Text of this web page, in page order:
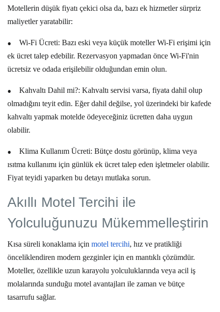
Motellerin düşük fiyatı çekici olsa da, bazı ek hizmetler sürpriz
maliyetler yaratabilir:
● Wi-Fi Ücreti: Bazı eski veya küçük moteller Wi-Fi erişimi için
ek ücret talep edebilir. Rezervasyon yapmadan önce Wi-Fi'nin
ücretsiz ve odada erişilebilirolduğundan emin olun.
● Kahvaltı Dahil mi?: Kahvaltı servisi varsa, fiyata dahil olup
olmadığını teyit edin. Eğer dahil değilse, yol üzerindeki bir kafede
kahvaltı yapmak motelde ödeyeceğiniz ücretten daha uygun
olabilir.
● Klima Kullanım Ücreti: Bütçe dostu görünüp, klima veya
ısıtma kullanımı için günlük ek ücret talep eden işletmeler olabilir.
Fiyat teyidi yaparken bu detayı mutlaka sorun.
Akıllı Motel Tercihi ile
Yolculuğunuzu Mükemmelleştirin
Kısa süreli konaklama için motel tercihi, hız ve pratikliği
önceliklendiren modern gezginler için en mantıklı çözümdür.
Moteller, özellikle uzun karayolu yolculuklarında veya acil iş
molalarında sunduğu motel avantajları ile zaman ve bütçe
tasarrufu sağlar.